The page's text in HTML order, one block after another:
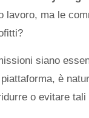
lavoro, ma le
siano
è
o evitare